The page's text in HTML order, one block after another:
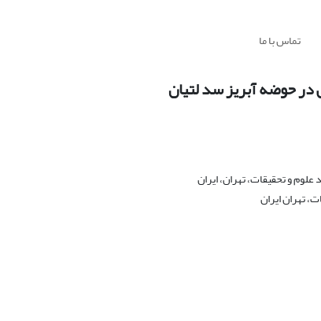
تماس با ما
و تحقیقات، تهران، ایران
تهران ایران